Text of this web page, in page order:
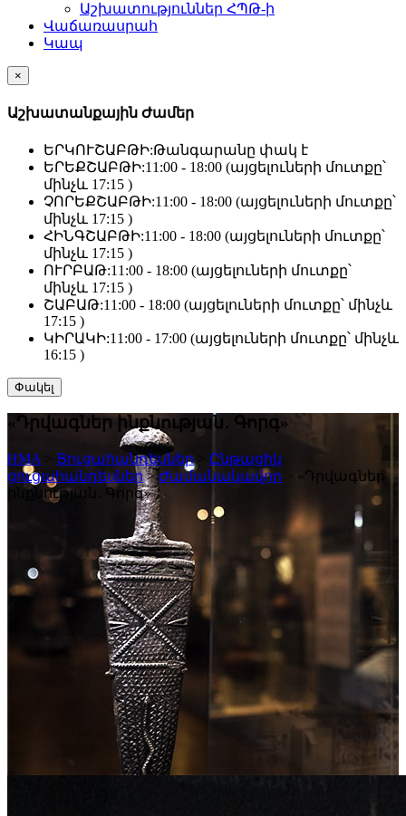
Աշխատություններ ՀՊԹ-ի
Վաճառասրահ
Կապ
×
Աշխատանքային Ժամեր
ԵՐԿՈՒՇԱԲԹԻ:Թանգարանը փակ է
ԵՐԵՔՇԱԲԹԻ:11:00 - 18:00 (այցելուների մուտքը՝
մինչև 17:15 )
ՉՈՐԵՔՇԱԲԹԻ:11:00 - 18:00 (այցելուների մուտքը՝
մինչև 17:15 )
ՀԻՆԳՇԱԲԹԻ:11:00 - 18:00 (այցելուների մուտքը՝
մինչև 17:15 )
ՈՒՐԲԱԹ:11:00 - 18:00 (այցելուների մուտքը՝
մինչև 17:15 )
ՇԱԲԱԹ:11:00 - 18:00 (այցելուների մուտքը՝ մինչև
17:15 )
ԿԻՐԱԿԻ:11:00 - 17:00 (այցելուների մուտքը՝ մինչև
16:15 )
Փակել
«Դրվագներ ինքնության․ Գորգ»
HMA Ցուցահանդեսներ> Ընթացիկ
ցուցահանդեսներ>Ժամանակավոր > «Դրվագներ
ինքնության․ Գորգ»